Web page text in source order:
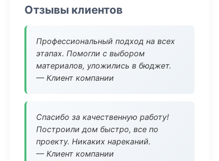
Отзывы клиентов
Профессиональный подход на всех
этапах. Помогли с выбором
материалов, уложились в бюджет.
— Клиент компании
Спасибо за качественную работу!
Построили дом быстро, все по
проекту. Никаких нареканий.
— Клиент компании